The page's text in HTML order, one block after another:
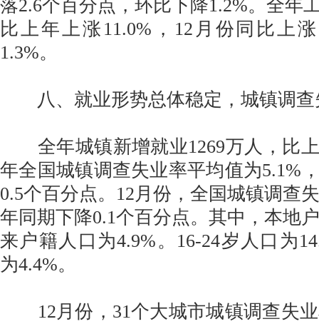
落2.6个百分点，环比下降1.2%。全年
比上年上涨11.0%，12月份同比上
1.3%。
八、就业形势总体稳定，城镇调查
全年城镇新增就业1269万人，比上
年全国城镇调查失业率平均值为5.1%
0.5个百分点。12月份，全国城镇调查
年同期下降0.1个百分点。其中，本地
来户籍人口为4.9%。16-24岁人口为
为4.4%。
12月份，31个大城市城镇调查失业